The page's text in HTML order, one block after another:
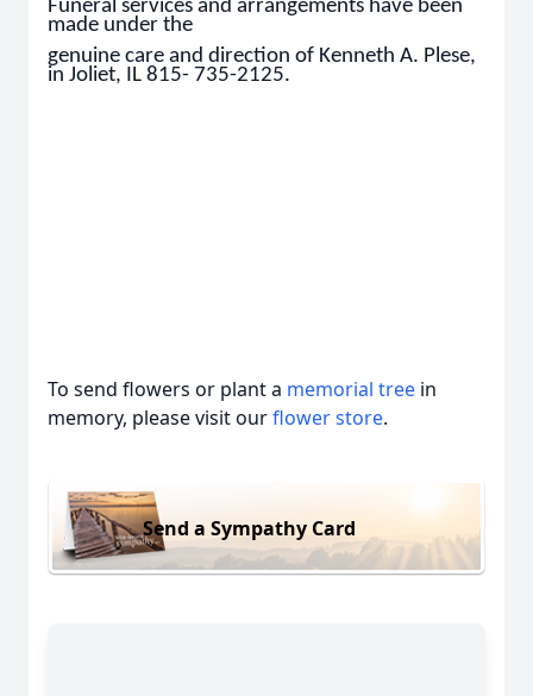
Funeral services and arrangements have been
made under the
genuine care and direction of Kenneth A. Plese,
in Joliet, IL 815- 735-2125.
To send flowers or plant a memorial tree in
memory, please visit ourflower store.
Send a Sympathy Card